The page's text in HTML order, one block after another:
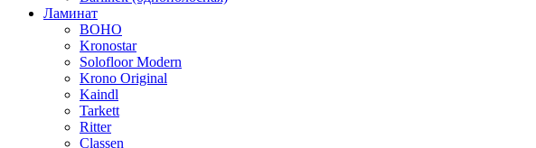
Ламинат
BOHO
Kronostar
Solofloor Modern
Krono Original
Kaindl
Tarkett
Ritter
Classen